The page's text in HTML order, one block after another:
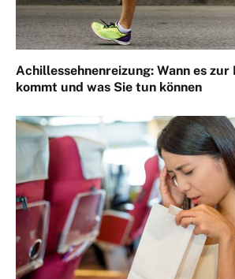
Achillessehnenreizung: Wann es zur
kommt und was Sie tun können